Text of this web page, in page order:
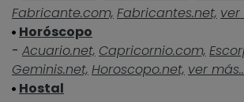
Fabricante.com, Fabricantes.net, ver
Horóscopo
- Acuario.net, Capricornio.com,
Geminis.net, Horoscopo.net, ver
Hostal